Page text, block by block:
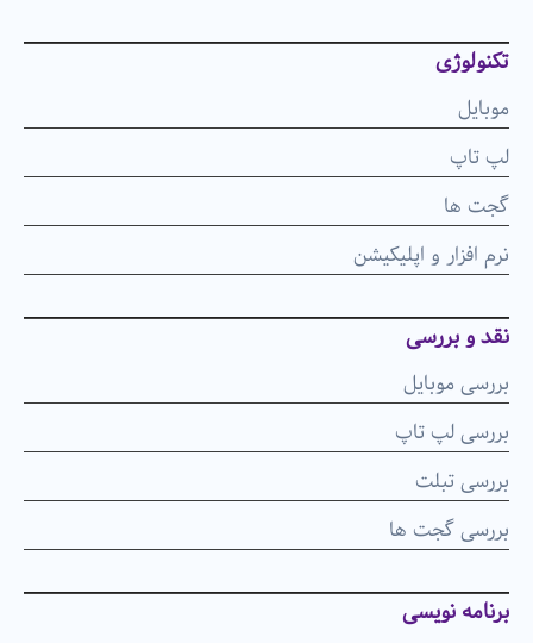
تکنولوژی
موبایل
لپ تاپ
گجت ها
نرم افزار و اپلیکیشن
نقد و بررسی
بررسی موبایل
بررسی لپ تاپ
بررسی تبلت
بررسی گجت ها
برنامه نویسی